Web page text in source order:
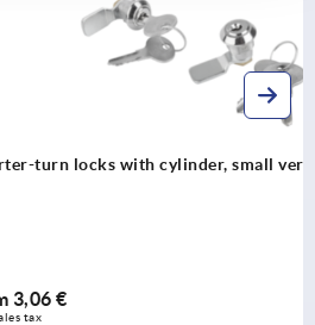
cylinder, small version